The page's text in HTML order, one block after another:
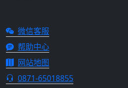
微信客服
帮助中心
网站地图
0871-65018855